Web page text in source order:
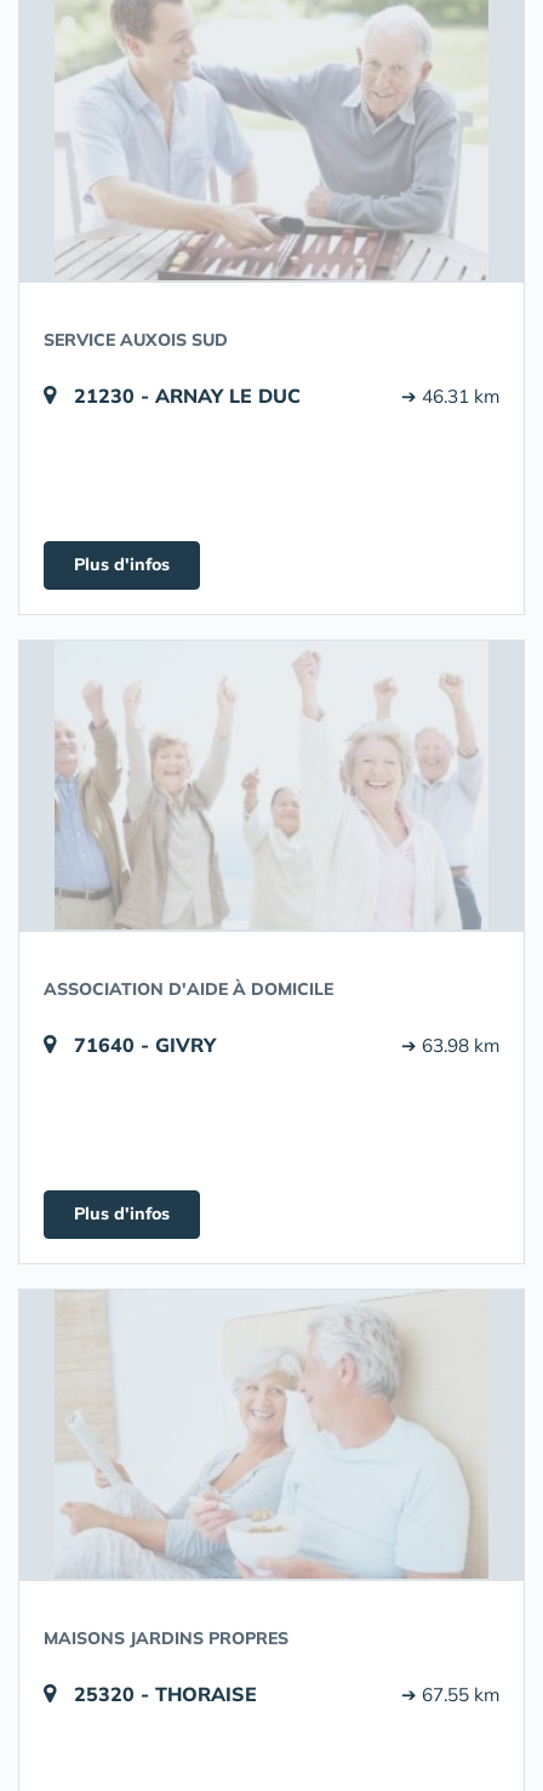
SERVICE AUXOIS SUD
21230 - ARNAY LE DUC ➔ 46.31 km
Plus d'infos
ASSOCIATION D'AIDE À DOMICILE
71640 - GIVRY ➔ 63.98 km
Plus d'infos
MAISONS JARDINS PROPRES
25320 - THORAISE ➔ 67.55 km